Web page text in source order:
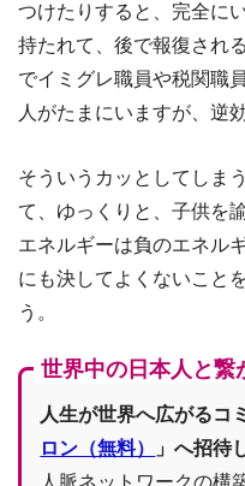
つけたりすると、完全に
持たれて、後で報復され
でイミグレ職員や税関職
人がたまにいますが、逆
そういうカッとしてしま
て、ゆっくりと、子供を
エネルギーは負のエネル
にも決してよくないこと
う。
世界中の日本人と繋
人生が世界へ広がるコ
ロン（無料）
」へ招待
人脈ネットワークの構